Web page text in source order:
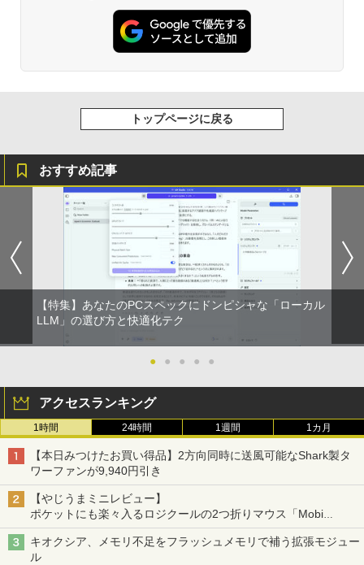
トップページに戻る
おすすめ記事
【特集】あなたのPCスペックにドンピシャな「ローカル
LLM」の選び方と快適化テク
● ● ● ● ●
アクセスランキング
1時間 24時間 1週間 1カ月
【本日みつけたお買い得品】2方向同時に送風可能なShark製タ
ワーファンが9,940円引き
【やじうまミニレビュー】
ポケットにも楽々入るロジクールの2つ折りマウス「Mobi
Fold」。その気になるギミックとは？
キオクシア、メモリ不足をフラッシュメモリで補う拡張モジュー
ル